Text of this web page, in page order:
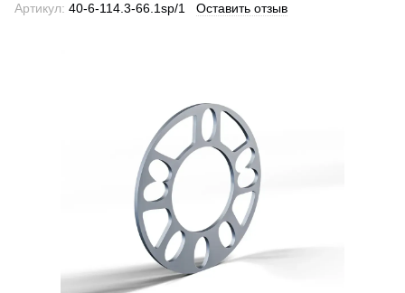
Артикул: 40-6-114.3-66.1sp/1 Оставить отзыв